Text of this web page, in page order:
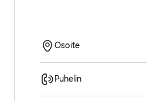
Osoite
Puhelin